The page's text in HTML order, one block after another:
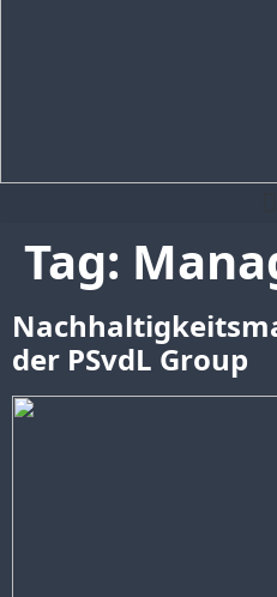
Tag:
der PSvdL Group